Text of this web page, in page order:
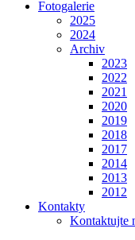
Fotogalerie
2025
2024
Archiv
2023
2022
2021
2020
2019
2018
2017
2014
2013
2012
Kontakty
Kontaktujte